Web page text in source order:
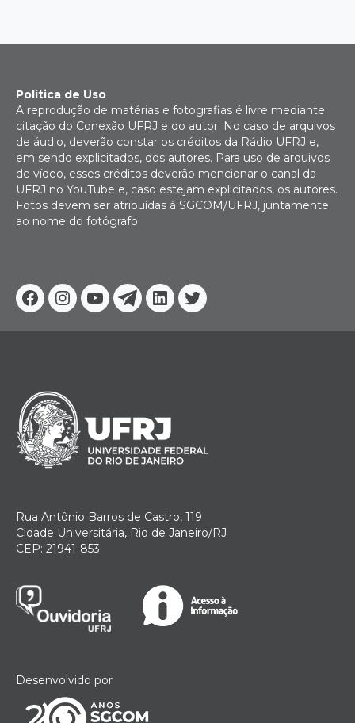
Facebook
Instagram
YoutubeTelegram
Linkedin
Twitter
Política de Uso
A reprodução de matérias e fotografias é livre mediante
citação do Conexão UFRJ e do autor. No caso de arquivos
de áudio, deverão constar os créditos da Rádio UFRJ e,
em sendo explicitados, dos autores. Para uso de arquivos
de vídeo, esses créditos deverão mencionar o canal da
UFRJ no YouTube e, caso estejam explicitados, os autores.
Fotos devem ser atribuídas à SGCOM/UFRJ, juntamente
ao nome do fotógrafo.
Rua Antônio Barros de Castro, 119
Cidade Universitária, Rio de Janeiro/RJ
CEP: 21941-853
Desenvolvido por